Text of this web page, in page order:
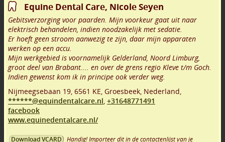
Equine Dental Care, Nicole Seyen
Gebitsverzorging voor paarden. Mijn voorkeur gaat uit naar
elektrisch behandelen, indien noodzakelijk met sedatie.
Er hoeft geen stroom aanwezig te zijn, daar mijn apparaten
werken op een accu.
Mijn werkgebied is voornamelijk Gelderland, Noord Limburg,
groot deel van Brabant.... en over de grens regio Kleve t/m Goch.
Indien gewenst kom ik in principe ook verder weg.
Nijmeegsebaan 19 6561 KE Groesbeek Nederland,
******@equindentalcare.nl +31648771491
facebook
www.equinedentalcare.nl/
Download VCARD Handig! Importeer dit in de contactenlijst van je